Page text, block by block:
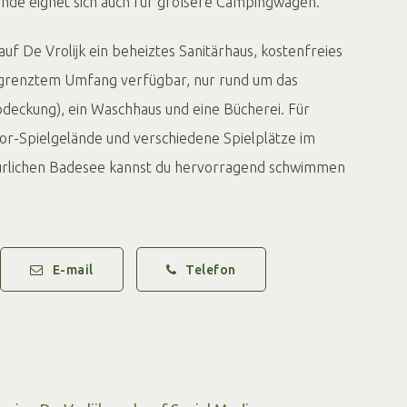
von YouTube eingebettet. Um die Inhalte sehen zu können,
die Erlaubnis erteilen, Cookies auf Ihrem Gerät zu
De Vrolijk ein beheiztes Sanitärhaus, kostenfreies
Umfang verfügbar, nur rund um das
ein Waschhaus und eine Bücherei. Für
Spielgelände und verschiedene Spielplätze im
Badesee kannst du hervorragend schwimmen
hier auch auf ihre Kosten.
zahlreiche Rad- und Wanderrouten entlang des
Ruhe, Weite und Naturerleben? Herzlich
E-mail Telefon